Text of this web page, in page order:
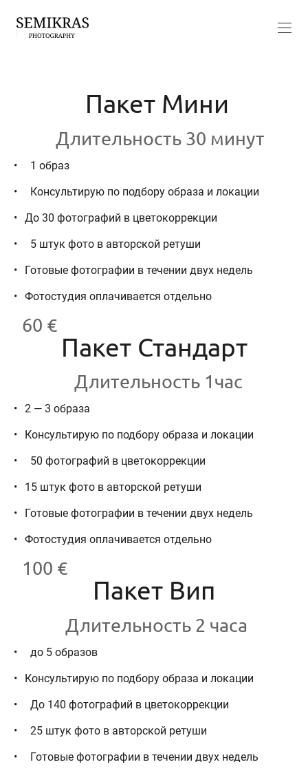
Пакет Мини
Длительность 30 минут
1 образ
Консультирую по подбору образа и локации
До 30 фотографий в цветокоррекции
5 штук фото в авторской ретуши
Готовые фотографии в течении двух недель
Фотостудия оплачивается отдельно
60 €
Пакет Стандарт
Длительность 1час
2 — 3 образа
Консультирую по подбору образа и локации
50 фотографий в цветокоррекции
15 штук фото в авторской ретуши
Готовые фотографии в течении двух недель
Фотостудия оплачивается отдельно
100 €
Пакет Вип
Длительность 2 часа
до 5 образов
Консультирую по подбору образа и локации
До 140 фотографий в цветокоррекции
25 штук фото в авторской ретуши
Готовые фотографии в течении двух недель